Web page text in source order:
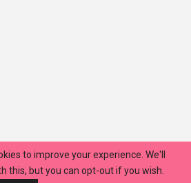
to improve your experience. We'll
this, but you can opt-out if you wish.